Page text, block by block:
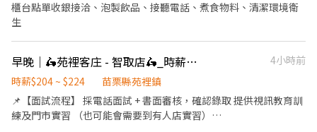
https://lin.ee/oF0vyAn (ID : @270jwauh) ▸ 加入後請主動傳送
訊息才看到唷！
櫃台點單收銀接洽、泡製飲品、接聽電話、煮食物料、清潔環境衛
生
早晚｜🛵苑裡客庄 - 智取店🛵_時薪人員_蝦皮店到店
4小時前
時薪$204 ~ $224
苗栗縣苑裡鎮
📌【面試流程】 採電話面試 + 書面審核，確認錄取 提供視訊教育訓
練及門市實習 （也可能會需要到有人店實習）